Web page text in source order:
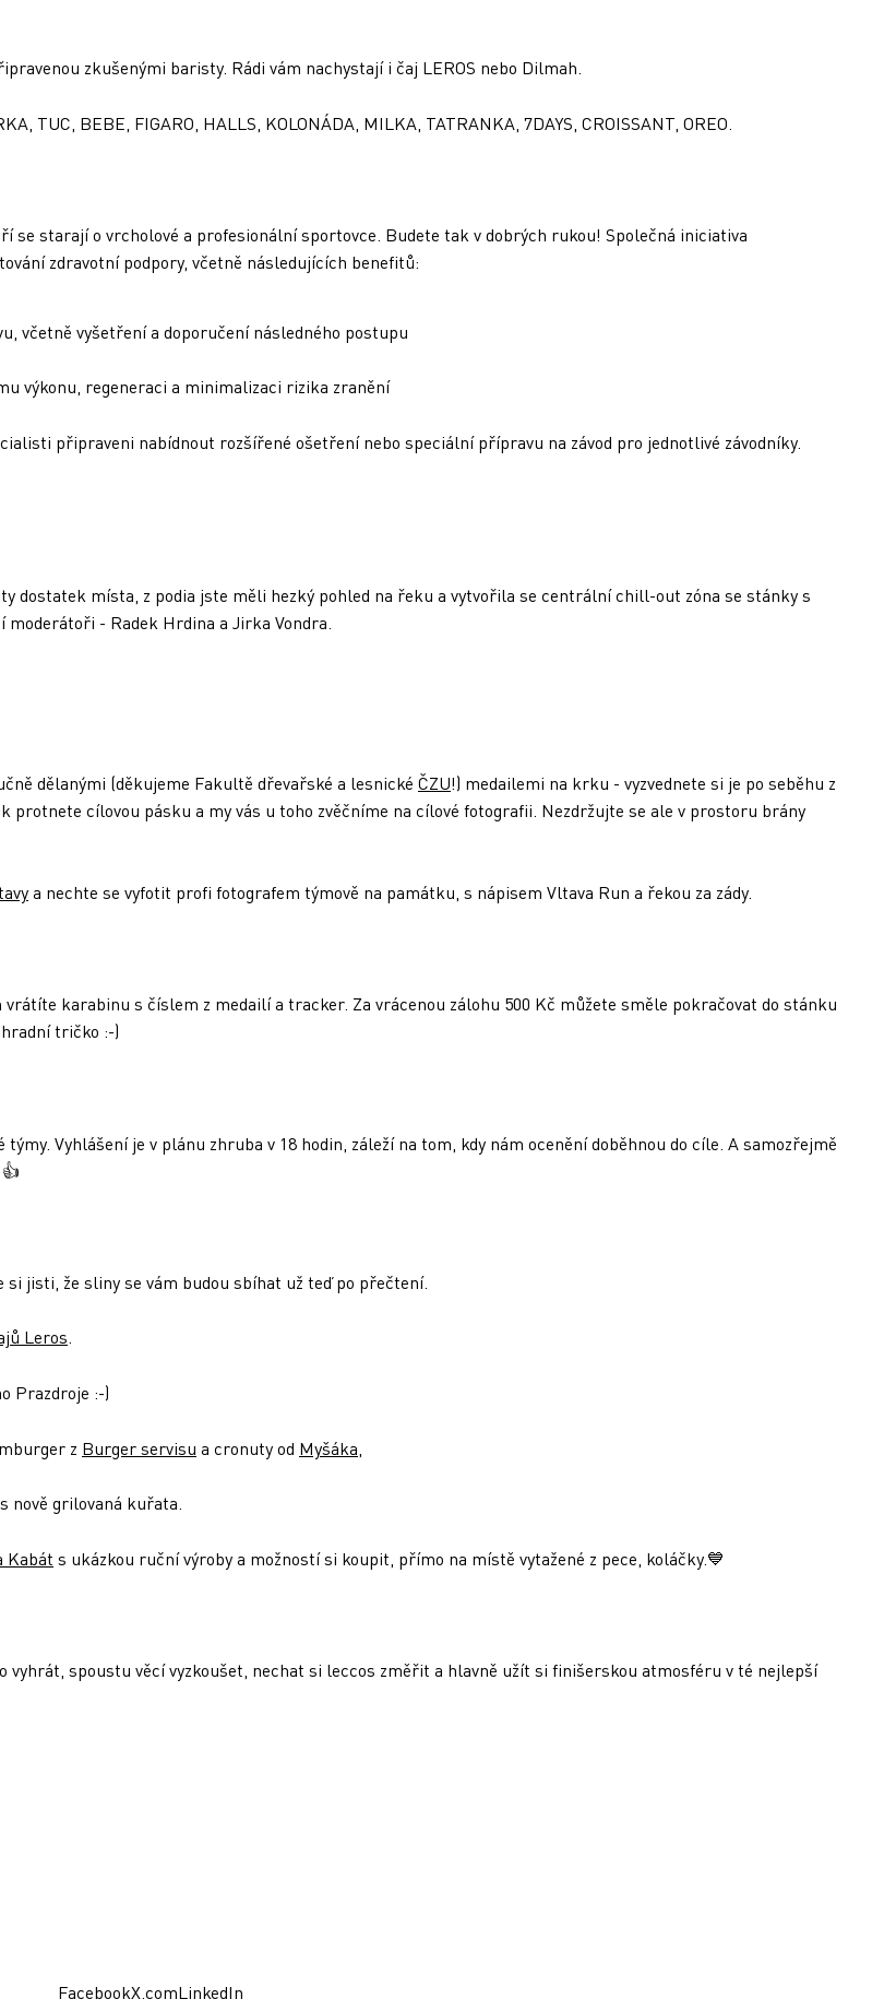
zkušenými baristy. Rádi vám nachystají i čaj LEROS nebo Dilmah.
TUC, BEBE, FIGARO, HALLS, KOLONÁDA, MILKA, TATRANKA, 7DAYS, CROISSANT, OREO.
starají o vrcholové a profesionální sportovce. Budete tak v dobrých rukou! Společná iniciativa
zdravotní podpory, včetně následujících benefitů:
včetně vyšetření a doporučení následného postupu
výkonu, regeneraci a minimalizaci rizika zranění
připraveni nabídnout rozšířené ošetření nebo speciální přípravu na závod pro jednotlivé závodníky.
místa, z podia jste měli hezký pohled na řeku a vytvořila se centrální chill-out zóna se stánky s
moderátoři - Radek Hrdina a Jirka Vondra.
dělanými (děkujeme Fakultě dřevařské a lesnické ČZU!) medailemi na krku - vyzvednete si je po seběhu z
cílovou pásku a my vás u toho zvěčníme na cílové fotografii. Nezdržujte se ale v prostoru brány
a nechte se vyfotit profi fotografem týmově na památku, s nápisem Vltava Run a řekou za zády.
karabinu s číslem z medailí a tracker. Za vrácenou zálohu 500 Kč můžete směle pokračovat do stánku
tričko :-)
Vyhlášení je v plánu zhruba v 18 hodin, záleží na tom, kdy nám ocenění doběhnou do cíle. A samozřejmě
jisti, že sliny se vám budou sbíhat už teď po přečtení.
Leros.
Prazdroje :-)
z Burger servisu a cronuty od Myšáka
nově grilovaná kuřata.
Kabát s ukázkou ruční výroby a možností si koupit, přímo na místě vytažené z pece, koláčky.💙
spoustu věcí vyzkoušet, nechat si leccos změřit a hlavně užít si finišerskou atmosféru v té nejlepší
FacebookX.comLinkedIn